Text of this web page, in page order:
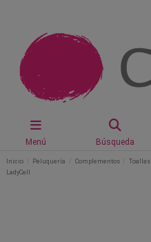
Menú Búsqueda
Inicio Peluquería Complementos Toallas
LadyCell